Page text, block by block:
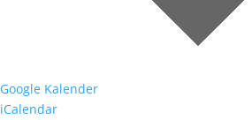
Google Kalender
iCalendar